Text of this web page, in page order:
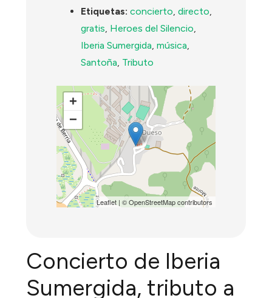
Etiquetas: concierto ,directo
gratis Heroes del Silencio
Iberia Sumergida ,música
Santoña Tributo
+
−
Leaflet| ©OpenStreetMapcontributors
Concierto de Iberia
Sumergida, tributo a